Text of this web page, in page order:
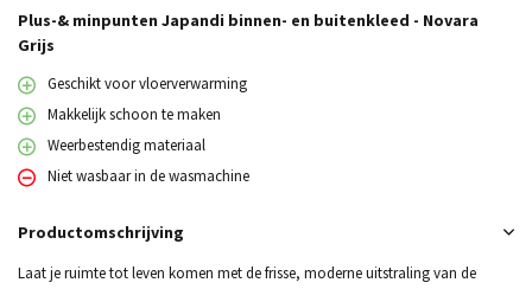
Plus-& minpunten Japandi binnen- en buitenkleed - Novara
Grijs
Geschikt voor vloerverwarming
Makkelijk schoon te maken
Weerbestendig materiaal
Niet wasbaar in de wasmachine
Productomschrijving
Laat je ruimte tot leven komen met de frisse, moderne uitstraling van de